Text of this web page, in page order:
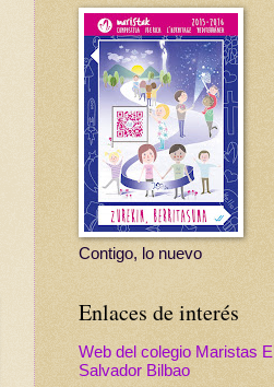
Contigo, lo nuevo
Enlaces de interés
Web del colegio Maristas El
Salvador Bilbao